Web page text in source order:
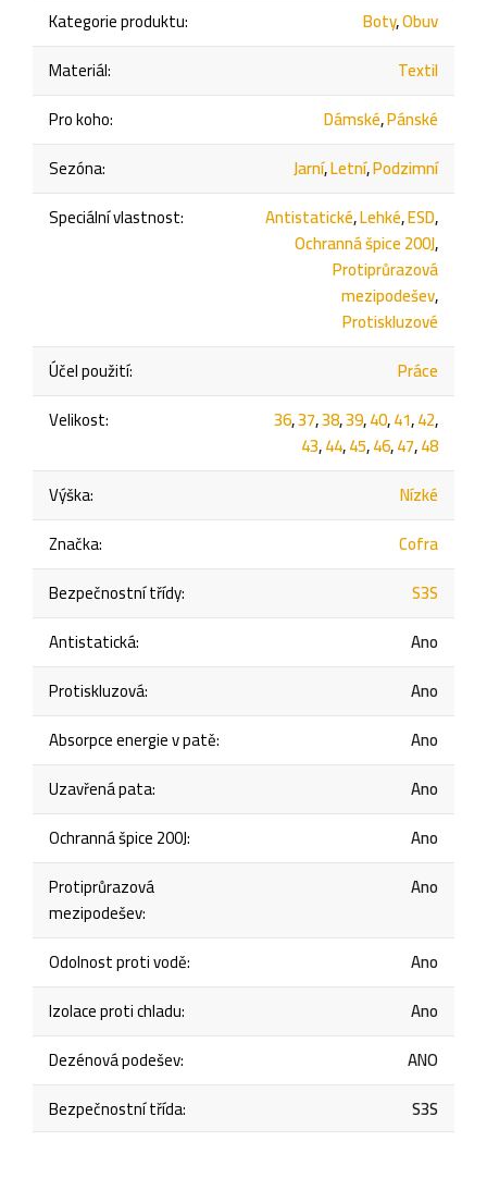
Kategorie produktu: Boty,Obuv
Materiál:
Textil
Pro koho: Dámské,Pánské
Sezóna: Jarní,Letní,Podzimní
Speciální vlastnost: Antistatické,Lehké,ESD,
Ochranná špice 200J,
Protiprůrazová
mezipodešev,
Protiskluzové
Účel použití:
Práce
Velikost: 36,37,38,39,40,41,42,
43,44,45,46,47,48
Výška:
Nízké
Značka:
Cofra
Bezpečnostní třídy:
S3S
Antistatická:
Ano
Protiskluzová:
Ano
Absorpce energie v patě:
Ano
Uzavřená pata:
Ano
Ochranná špice 200J:
Ano
Protiprůrazová
mezipodešev:
Ano
Odolnost proti vodě:
Ano
Izolace proti chladu:
Ano
Dezénová podešev:
ANO
Bezpečnostní třída: S3S